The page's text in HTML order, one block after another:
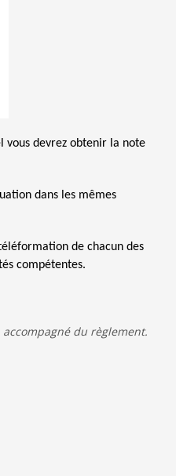
vous devrez obtenir la note
dans les mêmes
de chacun des
compétentes.
du règlement.